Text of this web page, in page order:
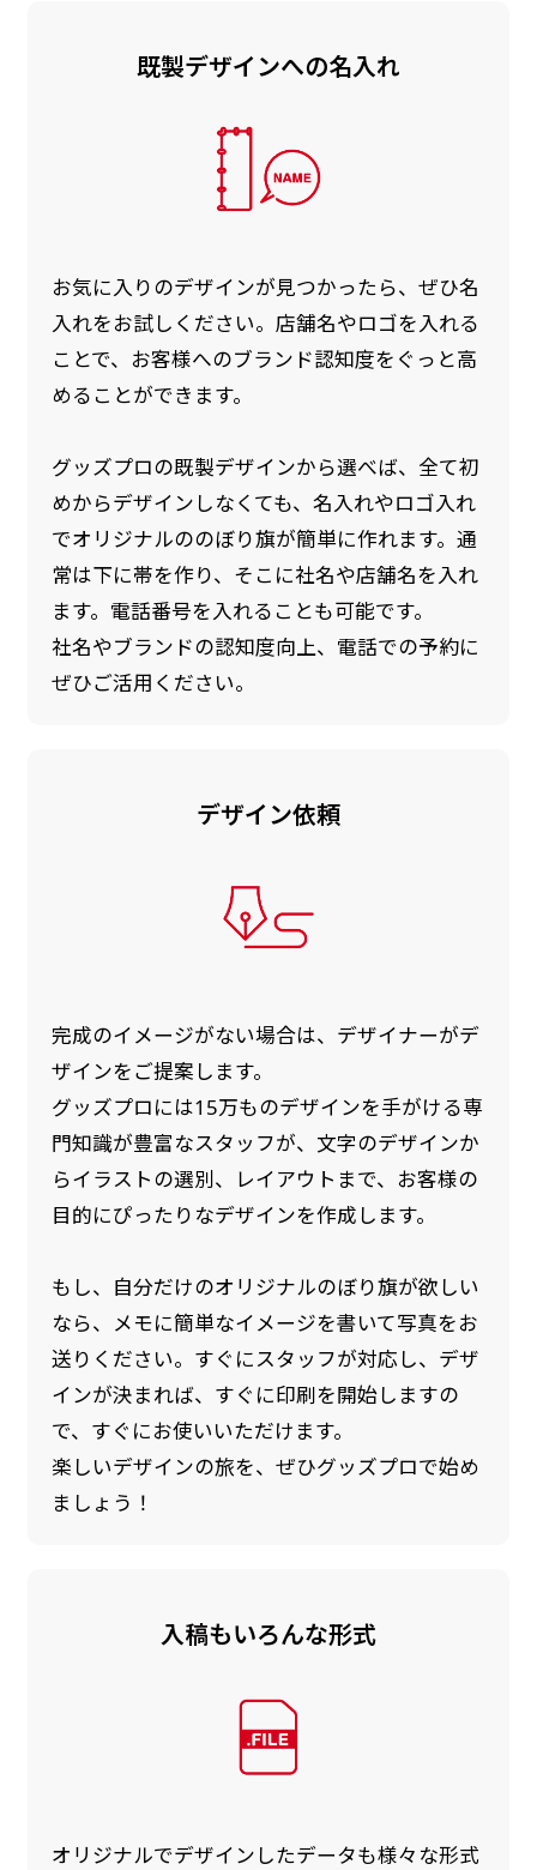
既製デザインへの名入れ
お気に入りのデザインが見つかったら、ぜひ名
入れをお試しください。店舗名やロゴを入れる
ことで、お客様へのブランド認知度をぐっと高
めることができます。
グッズプロの既製デザインから選べば、全て初
めからデザインしなくても、名入れやロゴ入れ
でオリジナルののぼり旗が簡単に作れます。通
常は下に帯を作り、そこに社名や店舗名を入れ
ます。電話番号を入れることも可能です。
社名やブランドの認知度向上、電話での予約に
ぜひご活用ください。
デザイン依頼
完成のイメージがない場合は、デザイナーがデ
ザインをご提案します。
グッズプロには15万ものデザインを手がける専
門知識が豊富なスタッフが、文字のデザインか
らイラストの選別、レイアウトまで、お客様の
目的にぴったりなデザインを作成します。
もし、自分だけのオリジナルのぼり旗が欲しい
なら、メモに簡単なイメージを書いて写真をお
送りください。すぐにスタッフが対応し、デザ
インが決まれば、すぐに印刷を開始しますの
で、すぐにお使いいただけます。
楽しいデザインの旅を、ぜひグッズプロで始め
ましょう！
入稿もいろんな形式
オリジナルでデザインしたデータも様々な形式
お急ぎ［ +330円 ］
お急ぎは翌営業日発送（基本12時締め切り)枚数
によって対応できない場合、ギリギリでも対応
できる場合もあります。防炎加工、トロピカル